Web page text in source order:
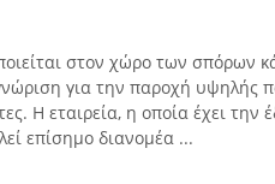
στον χώρο των σπόρων
για την παροχή υψηλής
Η εταιρεία, η οποία έχει την
επίσημο διανομέα ...